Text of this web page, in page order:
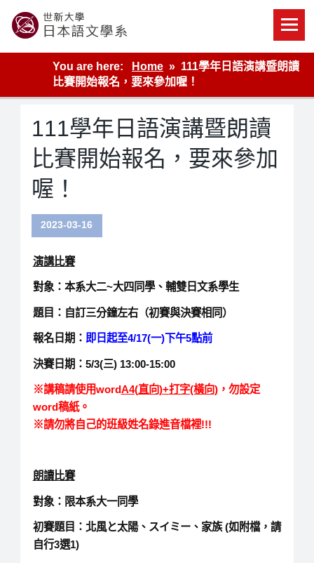
content
世新大學教學單位的網站
You are here:
Home
111學年日語演講暨朗讀
比賽開始報名，要來參加喔！
111學年日語演講暨朗讀
比賽開始報名，要來參加
喔！
2023-03-16
演講比賽
對象：本系大二~大四同學、輔雙日文系學生
題目：自訂三分鐘左右（初賽與決賽相同）
報名日期： 即日起至4/17(一)下午5點前
決賽日期：5/3(三) 13:00-15:00
※講稿請使用wordA4(直向)+打字(橫向)，勿設定
word稿紙。
※請勿將自己的班級姓名錄進音檔裡!!!
朗讀比賽
對象： 限本系大一同學
初賽題目：北風と太陽、スイミー、家族 (如附檔，請
自行3選1)